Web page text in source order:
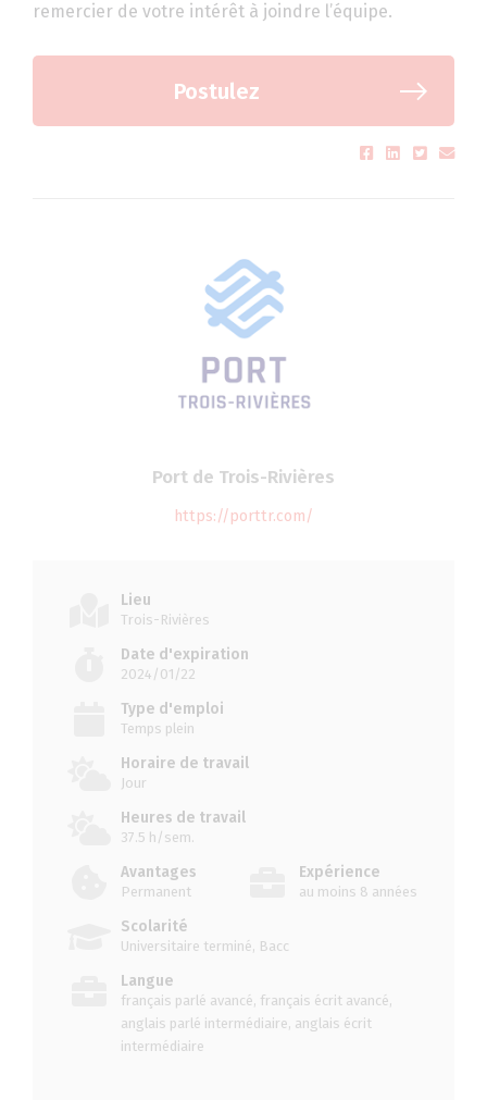
remercier de votre intérêt à joindre l’équipe.
Postulez
Port de Trois-Rivières
https://porttr.com/
Lieu
Trois-Rivières
Date d'expiration
2024/01/22
Type d'emploi
Temps plein
Horaire de travail
Jour
Heures de travail
37.5 h/sem.
Avantages
Permanent
Expérience
au moins 8 années
Scolarité
Universitaire terminé, Bacc
Langue
français parlé avancé, français écrit avancé,
anglais parlé intermédiaire, anglais écrit
intermédiaire